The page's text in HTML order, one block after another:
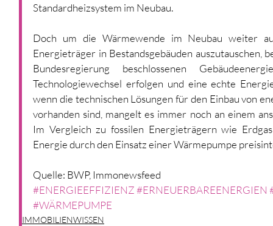
Standardheizsystem im Neubau.
Doch um die Wärmewende im Neubau weiter
Energieträger in Bestandsgebäuden auszutauschen,
Bundesregierung beschlossenen
Technologiewechsel erfolgen und eine echte
wenn die technischen Lösungen für den Einbau von
vorhanden sind, mangelt es immer noch an einem
Im Vergleich zu fossilen Energieträgern wie
Energie durch den Einsatz einer Wärmepumpe
Quelle: BWP, Immonewsfeed
#ENERGIEEFFIZIENZ#ERNEUERBAREENERGIEN
#WÄRMEPUMPE
IMMOBILIENWISSEN